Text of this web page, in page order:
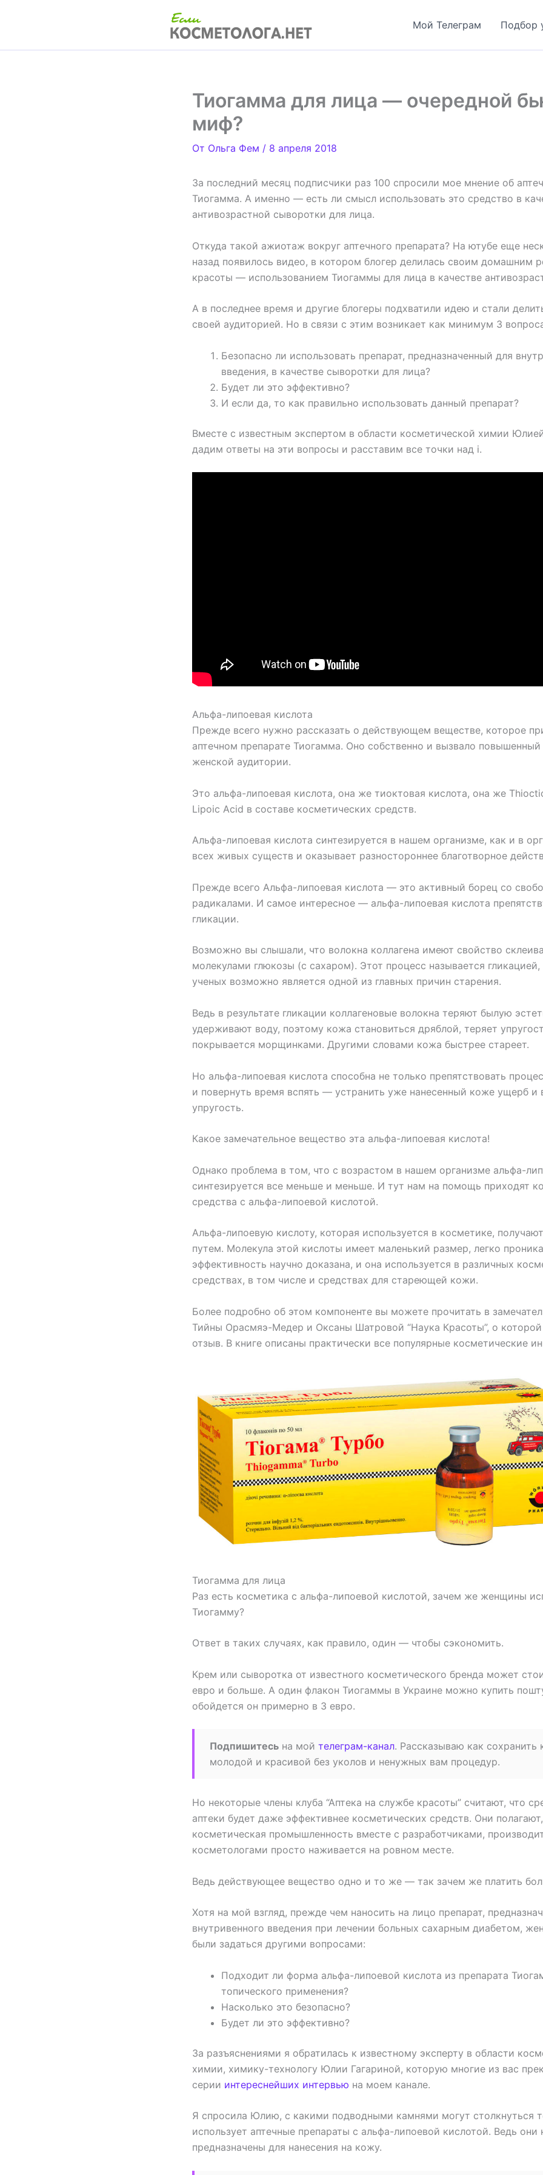
Мой Телеграм Подбор
Тиогамма для лица — очередной
миф?
От Ольга Фем / 8 апреля 2018
За последний месяц подписчики раз 100 спросили мое мнение об
Тиогамма. А именно — есть ли смысл использовать это средство в
антивозрастной сыворотки для лица.
Откуда такой ажиотаж вокруг аптечного препарата? На ютубе еще
назад появилось видео, в котором блогер делилась своим домашним
красоты — использованием Тиогаммы для лица в качестве
А в последнее время и другие блогеры подхватили идею и стали
своей аудиторией. Но в связи с этим возникает как минимум 3
Безопасно ли использовать препарат, предназначенный для
введения, в качестве сыворотки для лица?
Будет ли это эффективно?
И если да, то как правильно использовать данный препарат?
Вместе с известным экспертом в области косметической химии
дадим ответы на эти вопросы и расставим все точки над i.
Альфа-липоевая кислота
Прежде всего нужно рассказать о действующем веществе, которое
аптечном препарате Тиогамма. Оно собственно и вызвало повышенный
женской аудитории.
Это альфа-липоевая кислота, она же тиоктовая кислота, она же
Lipoic Acid в составе косметических средств.
Альфа-липоевая кислота синтезируется в нашем организме, как и в
всех живых существ и оказывает разностороннее благотворное
Прежде всего Альфа-липоевая кислота — это активный борец со
радикалами. И самое интересное — альфа-липоевая кислота
гликации.
Возможно вы слышали, что волокна коллагена имеют свойство
молекулами глюкозы (с сахаром). Этот процесс называется
ученых возможно является одной из главных причин старения.
Ведь в результате гликации коллагеновые волокна теряют былую
удерживают воду, поэтому кожа становиться дряблой, теряет
покрывается морщинками. Другими словами кожа быстрее стареет.
Но альфа-липоевая кислота способна не только препятствовать
и повернуть время вспять — устранить уже нанесенный коже ущерб и
упругость.
Какое замечательное вещество эта альфа-липоевая кислота!
Однако проблема в том, что с возрастом в нашем организме альфа-
синтезируется все меньше и меньше. И тут нам на помощь приходят
средства с альфа-липоевой кислотой.
Альфа-липоевую кислоту, которая используется в косметике,
путем. Молекула этой кислоты имеет маленький размер, легко
эффективность научно доказана, и она используется в различных
средствах, в том числе и средствах для стареющей кожи.
Более подробно об этом компоненте вы можете прочитать в
Тийны Орасмяэ-Медер и Оксаны Шатровой “Наука Красоты”, о которой
отзыв. В книге описаны практически все популярные косметические
Тиогамма для лица
Раз есть косметика с альфа-липоевой кислотой, зачем же женщины
Тиогамму?
Ответ в таких случаях, как правило, один — чтобы сэкономить.
Крем или сыворотка от известного косметического бренда может
евро и больше. А один флакон Тиогаммы в Украине можно купить
обойдется он примерно в 3 евро.
Подпишитесь на мой телеграм-канал. Рассказываю как сохранить
молодой и красивой без уколов и ненужных вам процедур.
Но некоторые члены клуба “Аптека на службе красоты” считают, что
аптеки будет даже эффективнее косметических средств. Они
косметическая промышленность вместе с разработчиками,
косметологами просто наживается на ровном месте.
Ведь действующее вещество одно и то же — так зачем же платить
Хотя на мой взгляд, прежде чем наносить на лицо препарат,
внутривенного введения при лечении больных сахарным диабетом,
были задаться другими вопросами:
Подходит ли форма альфа-липоевой кислота из препарата
топического применения?
Насколько это безопасно?
Будет ли это эффективно?
За разъяснениями я обратилась к известному эксперту в области
химии, химику-технологу Юлии Гагариной, которую многие из вас
серии интереснейших интервью на моем канале.
Я спросила Юлию, с какими подводными камнями могут столкнуться
использует аптечные препараты с альфа-липоевой кислотой. Ведь они
предназначены для нанесения на кожу.